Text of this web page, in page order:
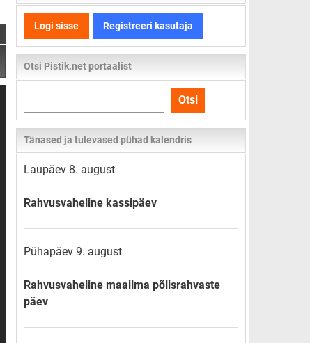
Logi sisse Registreeri kasutaja
Otsi Pistik.net portaalist
kogu
lehelt
Otsi
Tänased ja tulevased pühad kalendris
Laupäev 8. august
Rahvusvaheline kassipäev
Pühapäev 9. august
Rahvusvaheline maailma põlisrahvaste
päev